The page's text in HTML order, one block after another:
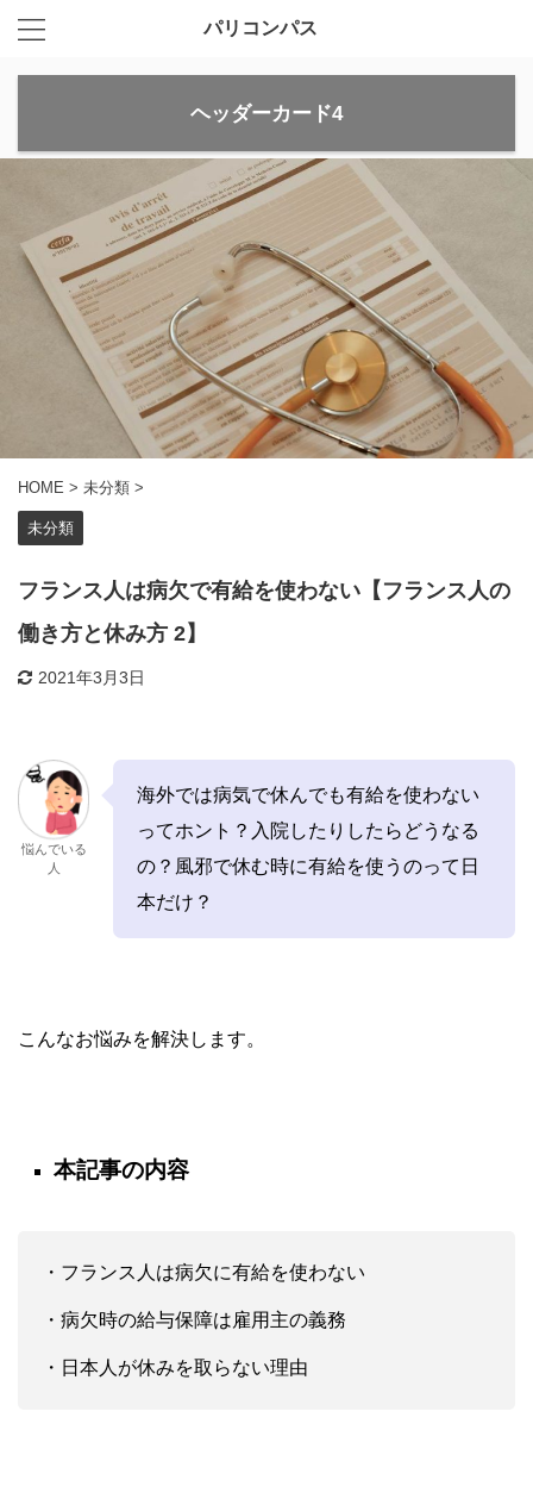
パリコンパス
ヘッダーカード4
HOME > 未分類 >
未分類
フランス人は病欠で有給を使わない【フランス人の
働き方と休み方 2】
2021年3月3日
悩んでいる
人
海外では病気で休んでも有給を使わない
ってホント？入院したりしたらどうなる
の？風邪で休む時に有給を使うのって日
本だけ？
こんなお悩みを解決します。
本記事の内容
・フランス人は病欠に有給を使わない
・病欠時の給与保障は雇用主の義務
・日本人が休みを取らない理由